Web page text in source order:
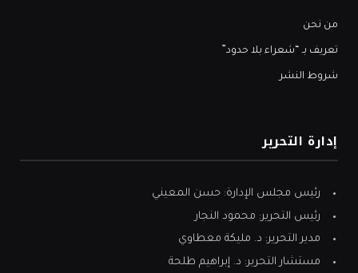
من نحن
تعريف بـ “شعراء بلا حدود”
شروط النشر
إدارة التحرير
رئيس مجلس الإدارة: حسن المعيني
رئيس التحرير: محمود النجار
مدير التحرير: د. مليكة معطاوي
مستشار التحرير: د. إبراهيم طلحة